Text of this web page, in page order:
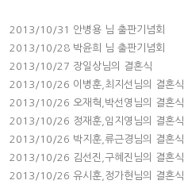
2013/10/31 안병용 님 출판기념회
2013/10/28 박윤희 님 출판기념회
2013/10/27 장일상님의 결혼식
2013/10/26 이병훈,최지선님의 결혼식
2013/10/26 오재혁,박선영님의 결혼식
2013/10/26 정재훈,임지영님의 결혼식
2013/10/26 박지훈,류근경님의 결혼식
2013/10/26 김선진,구혜진님의 결혼식
2013/10/26 유시훈,정가현님의 결혼식